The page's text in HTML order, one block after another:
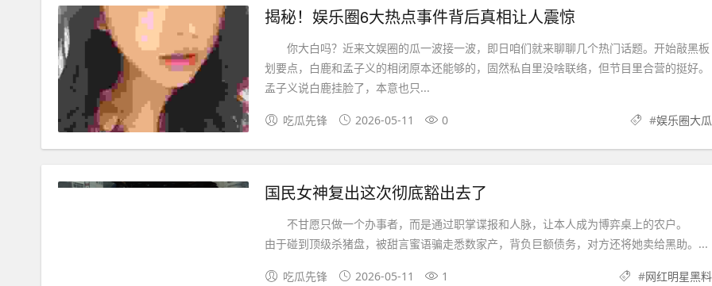
揭秘！娱乐圈6大热点事件背后真相让人震惊
你大白吗？近来文娱圈的瓜一波接一波，即日咱们就来聊聊几个热门话题。开始敲黑板
划要点，白鹿和孟子义的相闭原本还能够的，固然私自里没啥联络，但节目里合营的挺好。
孟子义说白鹿挂脸了，本意也只...
吃瓜先锋 2026-05-11 0 #娱乐圈大瓜
国民女神复出这次彻底豁出去了
不甘愿只做一个办事者，而是通过职掌谍报和人脉，让本人成为博弈桌上的农户。
由于碰到顶级杀猪盘，被甜言蜜语骗走悉数家产，背负巨额债务，对方还将她卖给黑助。...
吃瓜先锋 2026-05-11 1 #网红明星黑料